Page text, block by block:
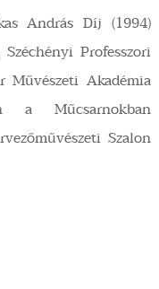
András Díj (1994)
Professzori
Művészeti Akadémia
a Műcsarnokban
Szalon